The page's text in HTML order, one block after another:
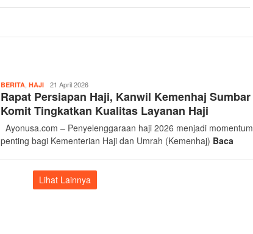
BERITA HAJI Musthofa
Ritonga
21 April 2026
Rapat Persiapan Haji, Kanwil Kemenhaj Sumbar
Komit Tingkatkan Kualitas Layanan Haji
Ayonusa.com – Penyelenggaraan haji 2026 menjadi momentum
penting bagi Kementerian Haji dan Umrah (Kemenhaj) Baca
Lihat Lainnya